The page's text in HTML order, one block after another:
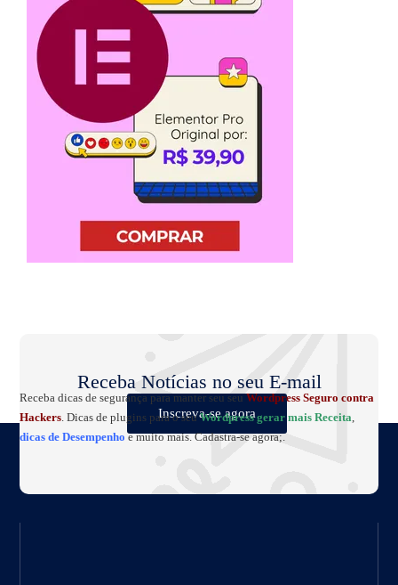
Receba Notícias no seu E-mail
Inscreva-se agora
Receba dicas de segurança para manter seu seuWordpress Seguro contra
Hackers . Dicas de plugins para o seuWordpress gerar mais Receita
dicas de Desempenho e muito mais. Cadastra-se agora;.